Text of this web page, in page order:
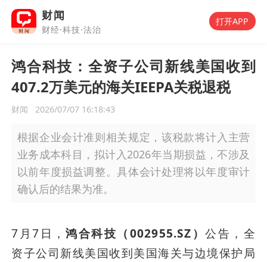
财闻
财经·科技·法治
打开APP
鸿合科技：全资子公司新线美国收到
407.2万美元的海关IEEPA关税退税
财闻 2026/07/07 16:18:43
根据企业会计准则相关规定，该税款将计入主营
业务成本科目，拟计入2026年当期损益，不涉及
以前年度损益调整。具体会计处理将以年度审计
确认后的结果为准。
7月7日，鸿合科技（002955.SZ）公告，全
资子公司新线美国收到美国海关与边境保护局